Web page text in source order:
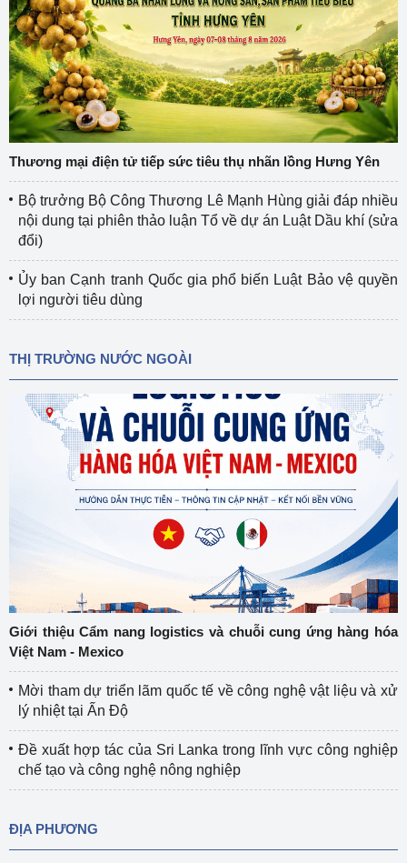
Thương mại điện tử tiếp sức tiêu thụ nhãn lồng Hưng Yên
Bộ trưởng Bộ Công Thương Lê Mạnh Hùng giải đáp nhiều
nội dung tại phiên thảo luận Tổ về dự án Luật Dầu khí (sửa
đổi)
Ủy ban Cạnh tranh Quốc gia phổ biến Luật Bảo vệ quyền
lợi người tiêu dùng
THỊ TRƯỜNG NƯỚC NGOÀI
Giới thiệu Cẩm nang logistics và chuỗi cung ứng hàng hóa
Việt Nam - Mexico
Mời tham dự triển lãm quốc tế về công nghệ vật liệu và xử
lý nhiệt tại Ấn Độ
Đề xuất hợp tác của Sri Lanka trong lĩnh vực công nghiệp
chế tạo và công nghệ nông nghiệp
ĐỊA PHƯƠNG